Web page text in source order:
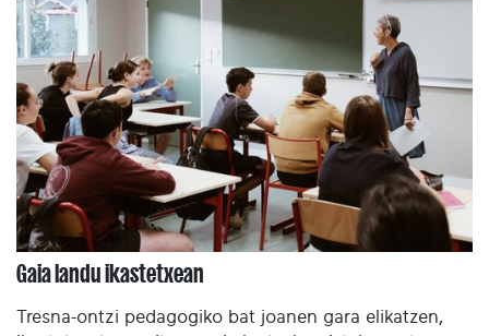
Gaia landu ikastetxean
Tresna-ontzi pedagogiko bat joanen gara elikatzen,